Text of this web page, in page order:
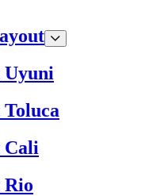
Cali
Rio